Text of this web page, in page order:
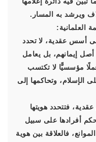
ويرشد به المسار.
العلمانية:
أسس عقدية، لا تحدد
أصل إيمانهم، بل يعامل
مؤسسيًّا لا تكتسب
الإسلام، وتحاكمها إلى
فتتحدد هويتها
أفرادها على سبيل
فالعلاقة بين هوية